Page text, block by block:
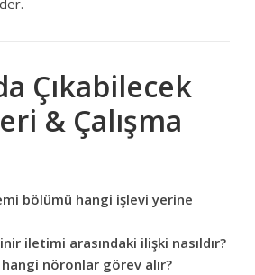
Çıkabilecek
& Çalışma
bölümü hangi işlevi yerine
iletimi arasındaki ilişki nasıldır?
hangi nöronlar görev alır?